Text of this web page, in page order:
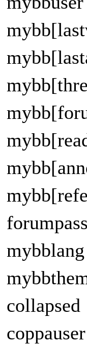
forumpass
mybblang
collapsed
coppauser